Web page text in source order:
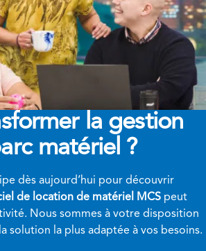
la gestion
matériel ?
dès aujourd’hui pour découvrir
de location de matériel MCS peut
Nous sommes à votre disposition
solution la plus adaptée à vos besoins.